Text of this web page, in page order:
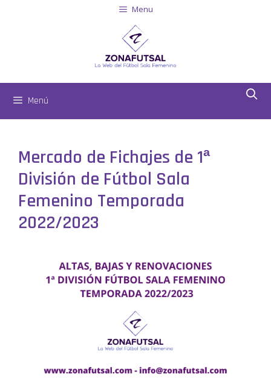
Menu
Menú
Mercado de Fichajes de 1ª
División de Fútbol Sala
Femenino Temporada
2022/2023